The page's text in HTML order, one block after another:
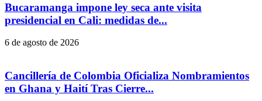
Bucaramanga impone ley seca ante visita
presidencial en Cali: medidas de...
6 de agosto de 2026
Cancillería de Colombia Oficializa Nombramientos
en Ghana y Haití Tras Cierre...